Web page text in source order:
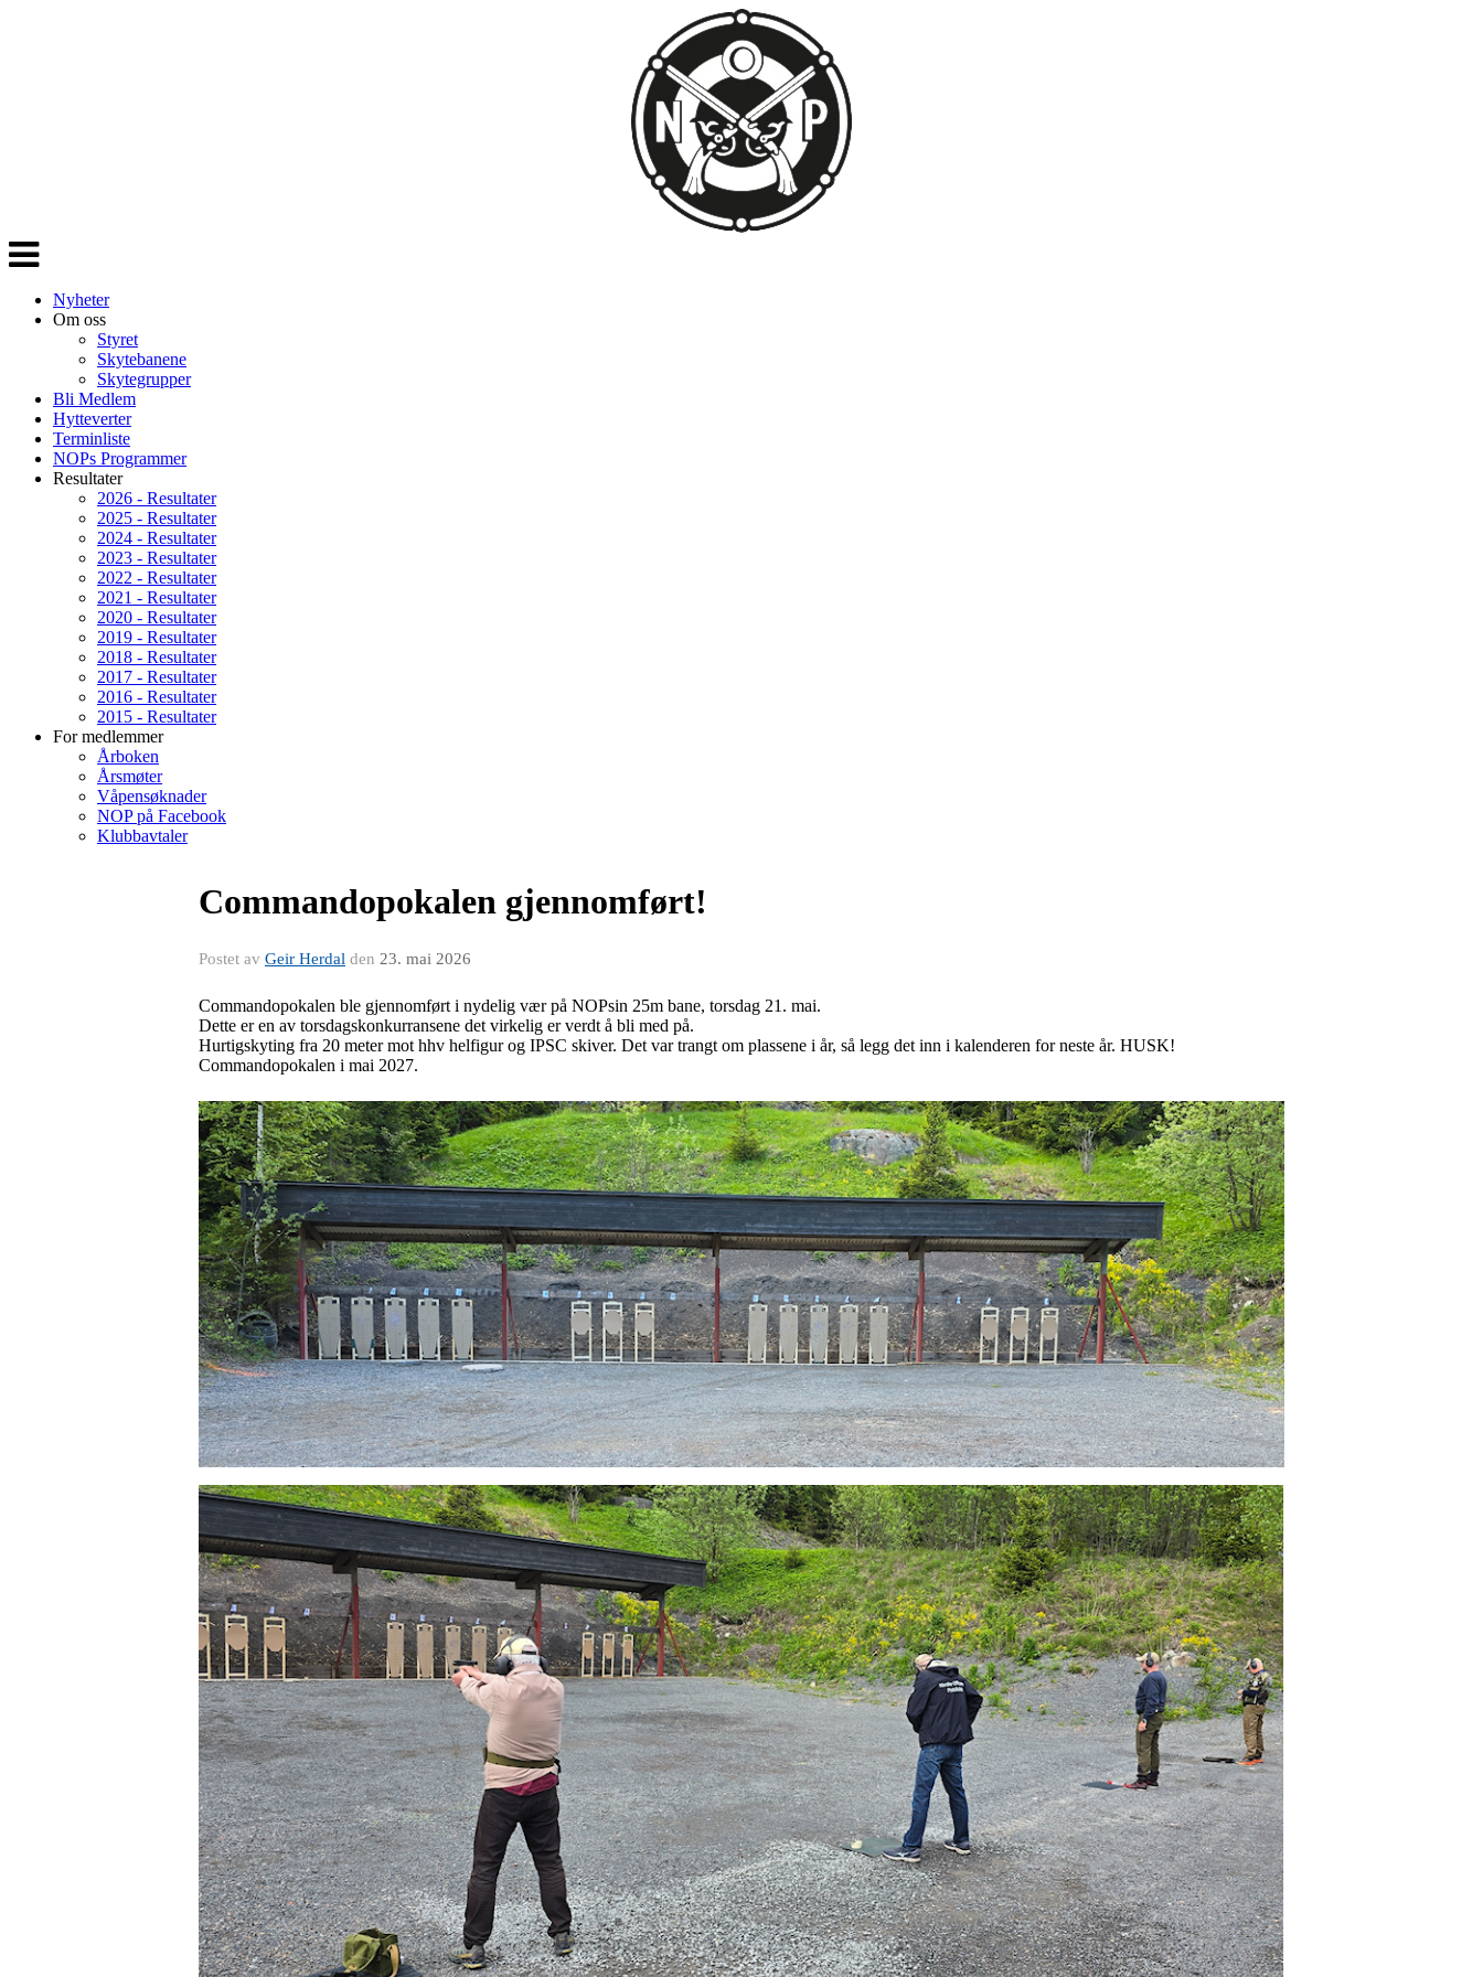
Veksle
navigasjon
Nyheter
Om oss
Styret
Skytebanene
Skytegrupper
Bli Medlem
Hytteverter
Terminliste
NOPs Programmer
Resultater
2026 - Resultater
2025 - Resultater
2024 - Resultater
2023 - Resultater
2022 - Resultater
2021 - Resultater
2020 - Resultater
2019 - Resultater
2018 - Resultater
2017 - Resultater
2016 - Resultater
2015 - Resultater
For medlemmer
Årboken
Årsmøter
Våpensøknader
NOP på Facebook
Klubbavtaler
Commandopokalen gjennomført!
Postet av Geir Herdal den 23. mai 2026
Commandopokalen ble gjennomført i nydelig vær på NOPsin 25m bane, torsdag 21. mai.
Dette er en av torsdagskonkurransene det virkelig er verdt å bli med på.
Hurtigskyting fra 20 meter mot hhv helfigur og IPSC skiver. Det var trangt om plassene i år, så legg det inn i kalenderen for neste år. HUSK!
Commandopokalen i mai 2027.